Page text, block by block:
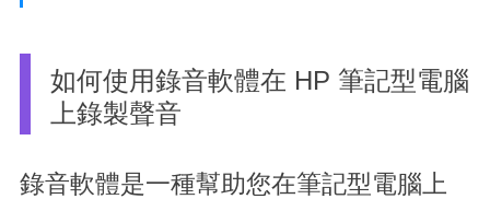
如何使用錄音軟體在 HP 筆記型電腦
上錄製聲音
錄音軟體是一種幫助您在筆記型電腦上